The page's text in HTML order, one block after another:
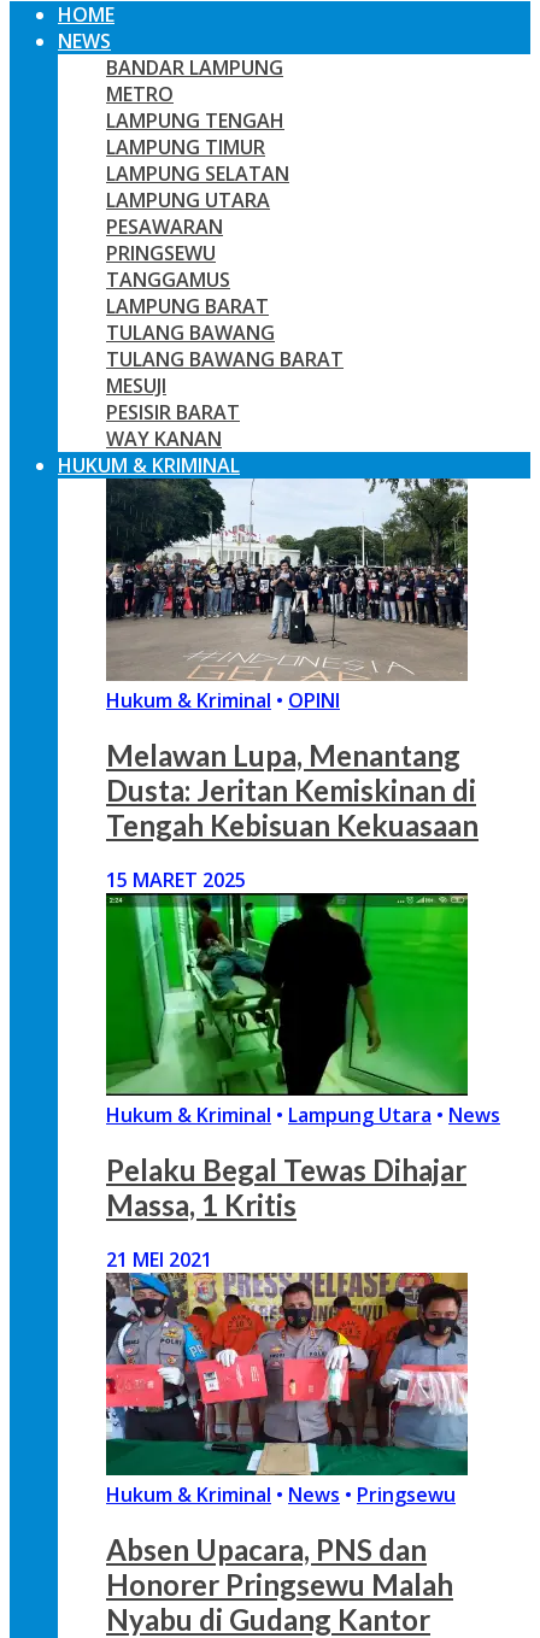
HOME
NEWS
BANDAR LAMPUNG
METRO
LAMPUNG TENGAH
LAMPUNG TIMUR
LAMPUNG SELATAN
LAMPUNG UTARA
PESAWARAN
PRINGSEWU
TANGGAMUS
LAMPUNG BARAT
TULANG BAWANG
TULANG BAWANG BARAT
MESUJI
PESISIR BARAT
WAY KANAN
HUKUM & KRIMINAL
Hukum & Kriminal • OPINI
Melawan Lupa, Menantang
Dusta: Jeritan Kemiskinan di
Tengah Kebisuan Kekuasaan
15 MARET 2025
Hukum & Kriminal • Lampung Utara • News
Pelaku Begal Tewas Dihajar
Massa, 1 Kritis
21 MEI 2021
Hukum & Kriminal • News • Pringsewu
Absen Upacara, PNS dan
Honorer Pringsewu Malah
Nyabu di Gudang Kantor